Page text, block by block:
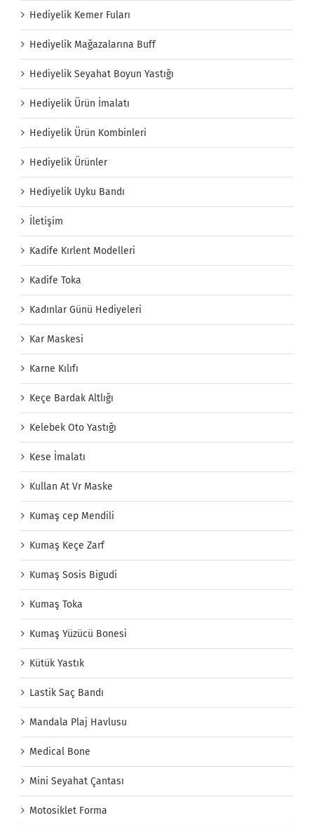
Hediyelik Kemer Fuları
Hediyelik Mağazalarına Buff
Hediyelik Seyahat Boyun Yastığı
Hediyelik Ürün İmalatı
Hediyelik Ürün Kombinleri
Hediyelik Ürünler
Hediyelik Uyku Bandı
İletişim
Kadife Kırlent Modelleri
Kadife Toka
Kadınlar Günü Hediyeleri
Kar Maskesi
Karne Kılıfı
Keçe Bardak Altlığı
Kelebek Oto Yastığı
Kese İmalatı
Kullan At Vr Maske
Kumaş cep Mendili
Kumaş Keçe Zarf
Kumaş Sosis Bigudi
Kumaş Toka
Kumaş Yüzücü Bonesi
Kütük Yastık
Lastik Saç Bandı
Mandala Plaj Havlusu
Medical Bone
Mini Seyahat Çantası
Motosiklet Forma